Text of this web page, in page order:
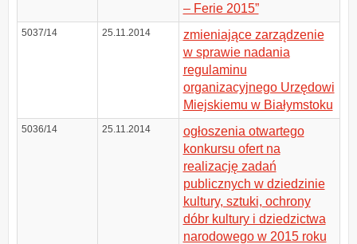
– Ferie 2015”
5037/14 25.11.2014
zmieniające zarządzenie
w sprawie nadania
regulaminu
organizacyjnego Urzędowi
Miejskiemu w Białymstoku
5036/14 25.11.2014
ogłoszenia otwartego
konkursu ofert na
realizację zadań
publicznych w dziedzinie
kultury, sztuki, ochrony
dóbr kultury i dziedzictwa
narodowego w 2015 roku